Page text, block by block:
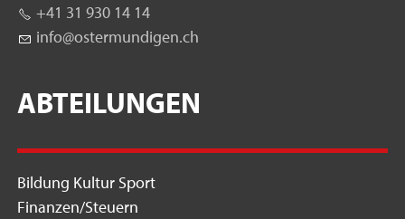
+41 31 930 14 14
nf
st rm nd g n ch
ABTEILUNGEN
Bildung Kultur Sport
Finanzen/Steuern